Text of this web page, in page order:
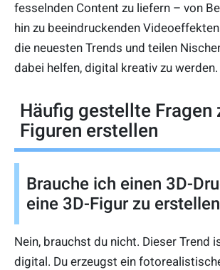
fesselnden Content zu liefern – von
hin zu beeindruckenden
die neuesten Trends und teilen
dabei helfen, digital kreativ zu werden.
Häufig gestellte Fragen
Figuren erstellen
Brauche ich einen 3D-
eine 3D-Figur zu
Nein, brauchst du nicht. Dieser Trend
digital. Du erzeugst ein